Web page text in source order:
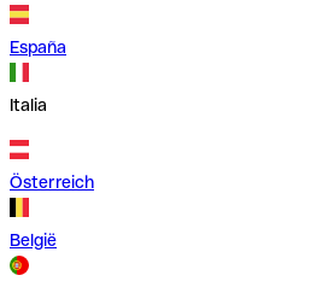
España
Italia
Österreich
België